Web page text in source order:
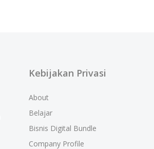
Kebijakan Privasi
About
Belajar
Bisnis Digital Bundle
Company Profile